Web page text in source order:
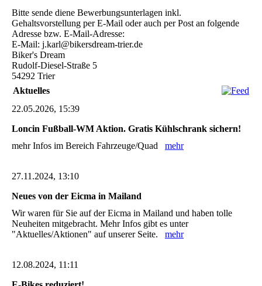
Bitte sende diene Bewerbungsunterlagen inkl.
Gehaltsvorstellung per E-Mail oder auch per Post an folgende
Adresse bzw. E-Mail-Adresse:
E-Mail: j.karl@bikersdream-trier.de
Biker's Dream
Rudolf-Diesel-Straße 5
54292 Trier
Aktuelles
22.05.2026, 15:39
Loncin Fußball-WM Aktion. Gratis Kühlschrank sichern!
mehr Infos im Bereich Fahrzeuge/Quad mehr
27.11.2024, 13:10
Neues von der Eicma in Mailand
Wir waren für Sie auf der Eicma in Mailand und haben tolle
Neuheiten mitgebracht. Mehr Infos gibt es unter
"Aktuelles/Aktionen" auf unserer Seite. mehr
12.08.2024, 11:11